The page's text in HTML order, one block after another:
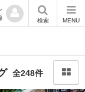
検索 MENU
全248件